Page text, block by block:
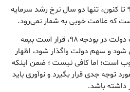
به گفته دژپسند، از سال ۹۱ تا کنون، تنها دو سال نرخ رشد سرمایه
که علامت خوبی به شمار نمی‌رود.
وی با بیان اینکه با تصویب دولت در بودجه ۹۸، قرار است بیمه
شود و سهم دولت واگذار شود، اظهار
است؛ اما کافی نیست
توجه جدی قرار بگیرد و نوآوری باید
داشته باشد.